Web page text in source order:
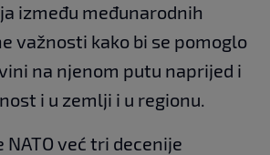
između međunarodnih
važnosti kako bi se pomoglo
na njenom putu naprijed i
i u zemlji i u regionu.
NATO već tri decenije